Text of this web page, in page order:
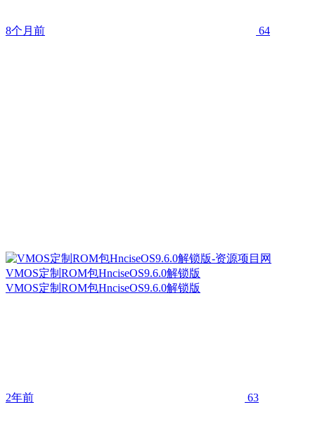
8个月前 64
VMOS定制ROM包HnciseOS9.6.0解锁版
VMOS定制ROM包HnciseOS9.6.0解锁版
2年前 63